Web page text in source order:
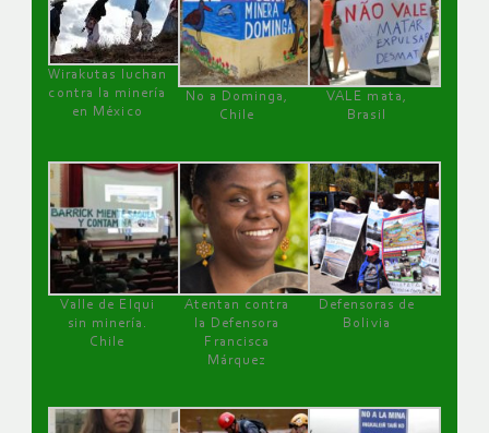
Wirakutas luchan
contra la minería
en México
No a Dominga,
Chile
VALE mata,
Brasil
Valle de Elqui
sin minería.
Chile
Atentan contra
la Defensora
Francisca
Márquez
Defensoras de
Bolivia